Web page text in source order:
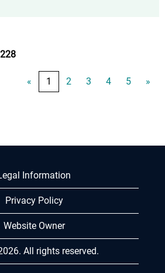
228
« 1 2 3 4 5 »
Information
Privacy Policy
Website Owner
All rights reserved.